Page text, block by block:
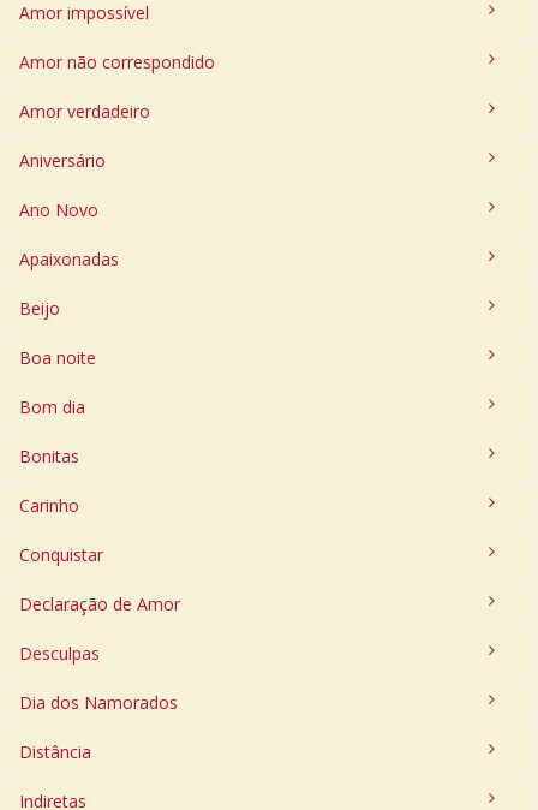
Amor impossível
Amor não correspondido
Amor verdadeiro
Aniversário
Ano Novo
Apaixonadas
Beijo
Boa noite
Bom dia
Bonitas
Carinho
Conquistar
Declaração de Amor
Desculpas
Dia dos Namorados
Distância
Indiretas